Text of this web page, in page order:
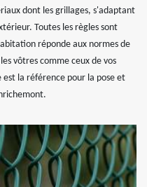
dont les grillages, s'adaptant
Toutes les règles sont
réponde aux normes de
vôtres comme ceux de vos
est la référence pour la pose et